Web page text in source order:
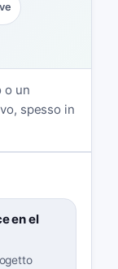
o un
spesso in
en el